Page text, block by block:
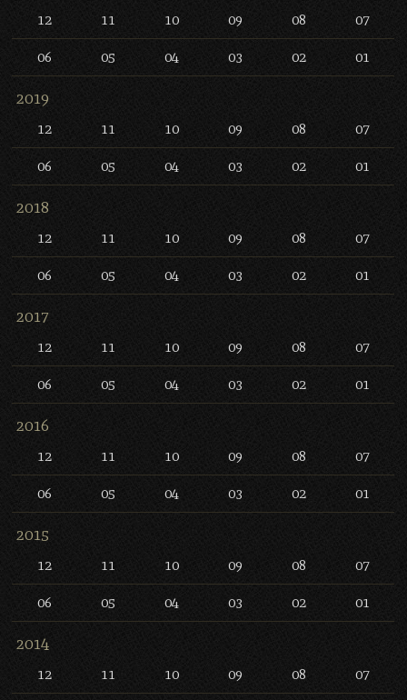
12 11 10 09 08 07
06 05 04 03 02 01
2019
12 11 10 09 08 07
06 05 04 03 02 01
2018
12 11 10 09 08 07
06 05 04 03 02 01
2017
12 11 10 09 08 07
06 05 04 03 02 01
2016
12 11 10 09 08 07
06 05 04 03 02 01
2015
12 11 10 09 08 07
06 05 04 03 02 01
2014
12 11 10 09 08 07